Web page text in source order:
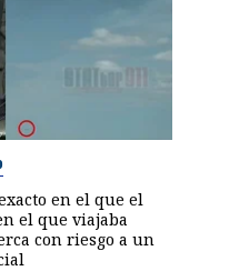
en el que el
el que viajaba
con riesgo a un